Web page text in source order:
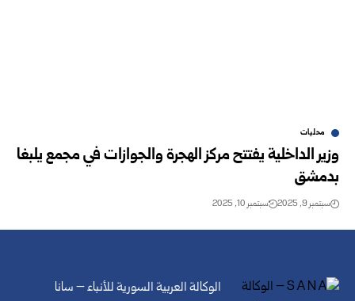
محليات
وزير الداخلية يفتتح مركز الهجرة والجوازات في مجمع يلبغا
بدمشق
سبتمبر 9, 2025 سبتمبر 10, 2025
الوكالة العربية السورية للأنباء – سانا